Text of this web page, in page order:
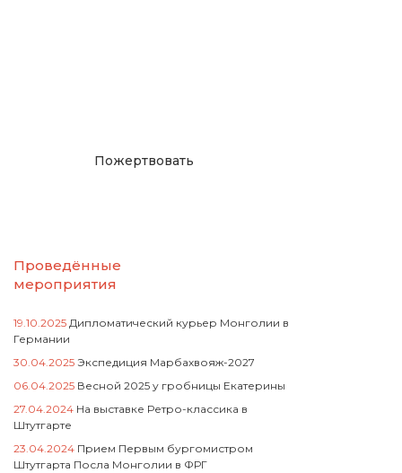
Пожертвовать
Проведённые
мероприятия
19.10.2025 Дипломатический курьер Монголии в
Германии
30.04.2025 Экспедиция Марбахвояж-2027
06.04.2025 Весной 2025 у гробницы Екатерины
27.04.2024 На выставке Ретро-классика в
Штутгарте
23.04.2024 Прием Первым бургомистром
Штутгарта Посла Монголии в ФРГ